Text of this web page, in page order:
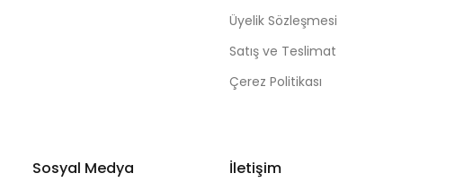
Üyelik Sözleşmesi
Satış ve Teslimat
Çerez Politikası
Sosyal Medya İletişim